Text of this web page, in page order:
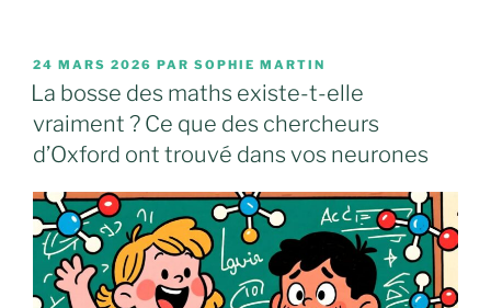
PUBLIÉ
LE
24 MARS 2026 PAR SOPHIE MARTIN
La bosse des maths existe-t-elle
vraiment ? Ce que des chercheurs
d’Oxford ont trouvé dans vos neurones